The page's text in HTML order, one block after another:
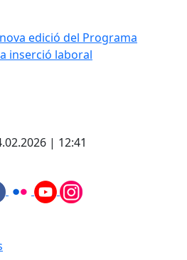
edició del Programa
inserció laboral
| 12:41